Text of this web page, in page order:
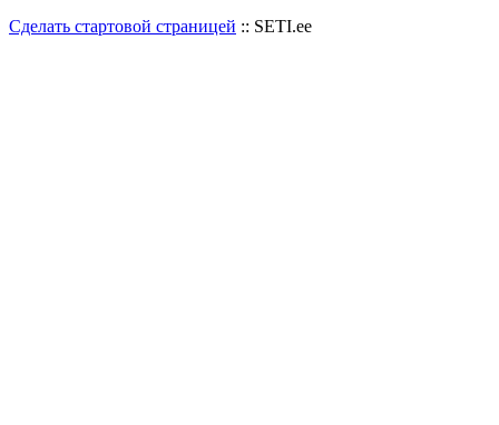
Сделать стартовой страницей :: SETI.ee